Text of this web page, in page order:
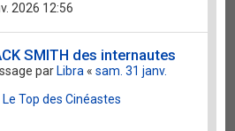
2026 12:56
SMITH des internautes
par Libra «sam. 31 janv.
Le Top des Cinéastes